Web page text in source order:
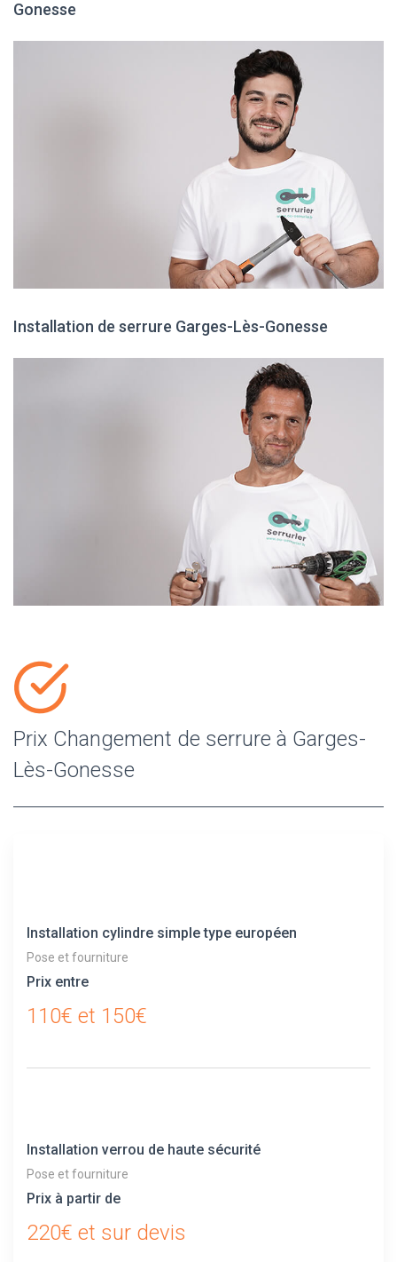
Gonesse
Installation de serrure Garges-Lès-Gonesse
Prix Changement de serrure à Garges-
Lès-Gonesse
Installation cylindre simple type européen
Pose et fourniture
Prix entre
110€ et 150€
Installation verrou de haute sécurité
Pose et fourniture
Prix à partir de
220€ et sur devis